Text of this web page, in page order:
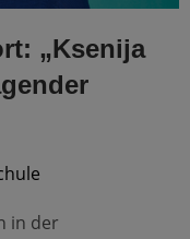
„Ksenija
in der